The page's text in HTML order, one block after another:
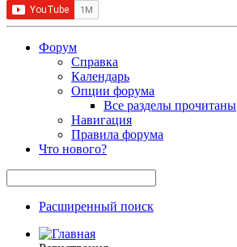
Форум
Справка
Календарь
Опции форума
Все разделы прочитаны
Навигация
Правила форума
Что нового?
Расширенный поиск